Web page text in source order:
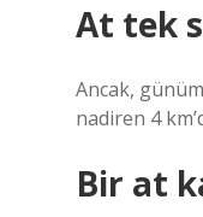
At tek
Ancak,
nadiren 4
Bir at